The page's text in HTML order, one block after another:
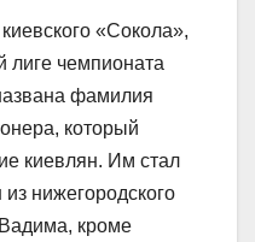
«Сокола»,
чемпионата
фамилия
который
киевлян. Им стал
нижегородского
кроме